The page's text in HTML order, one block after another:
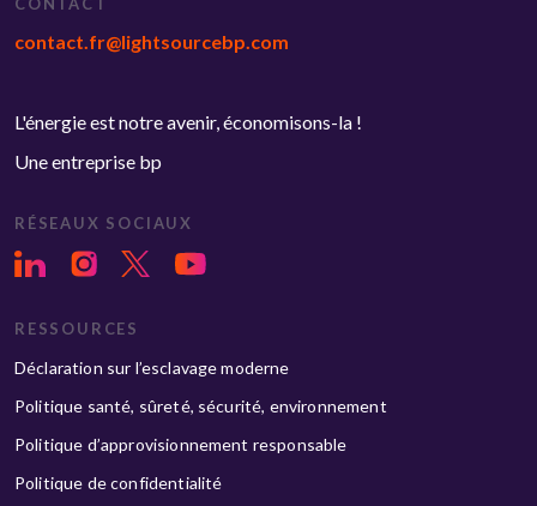
contact.fr@lightsourcebp.com
L'énergie est notre avenir, économisons-la !
Une entreprise bp
RÉSEAUX SOCIAUX
RESSOURCES
Déclaration sur l’esclavage moderne
Politique santé, sûreté, sécurité, environnement
Politique d’approvisionnement responsable
Politique de confidentialité